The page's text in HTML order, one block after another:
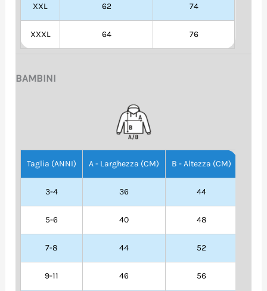
XXL 62 74
XXXL 64 76
BAMBINI
Taglia (ANNI) A - Larghezza (CM) B - Altezza (CM)
3-4 36 44
5-6 40 48
7-8 44 52
9-11 46 56